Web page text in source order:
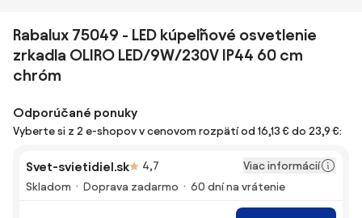
Rabalux 75049 - LED kúpeľňové osvetlenie
zrkadla OLIRO LED/9W/230V IP44 60 cm
chróm
Odporúčané ponuky
Vyberte si z 2 e-shopov v cenovom rozpätí od 16,13 € do 23,9 €:
Svet-svietidiel.sk 4,7
Viac informácií
Skladom
Doprava zadarmo 60 dní na vrátenie